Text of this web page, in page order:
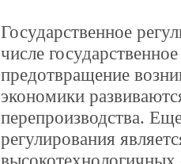
Государственное
числе
предотвращение
экономики
перепроизводства.
регулирования